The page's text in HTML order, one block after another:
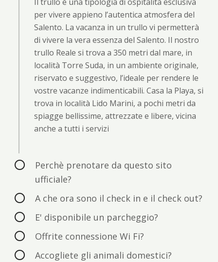
per vivere appieno l’autentica atmosfera del
Salento. La vacanza in un trullo vi permetterà
di vivere la vera essenza del Salento. Il nostro
trullo Reale si trova a 350 metri dal mare, in
località Torre Suda, in un ambiente originale,
riservato e suggestivo, l’ideale per rendere le
vostre vacanze indimenticabili. Casa la Playa, si
trova in località Lido Marini, a pochi metri da
spiagge bellissime, attrezzate e libere, vicina
anche a tutti i servizi
Perchè prenotare da questo sito
ufficiale?
A che ora sono il check in e il check out?
E' disponibile un parcheggio?
Offrite connessione Wi Fi?
Accogliete gli animali domestici?